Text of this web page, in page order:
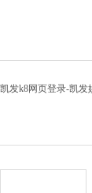
凯发k8网页登录-凯发